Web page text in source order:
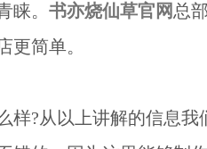
睐。 书亦烧仙草官网总
更简单。
样?从以上讲解的信息我